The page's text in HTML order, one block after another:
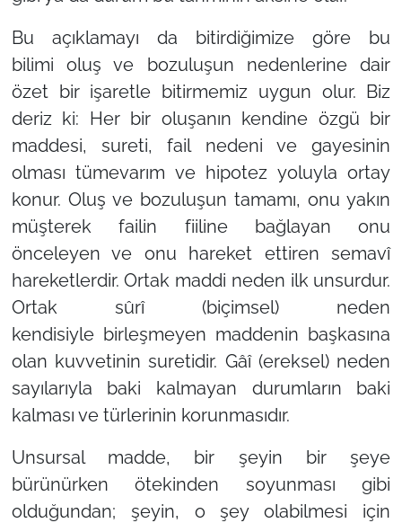
Bu açıklamayı da bitirdiğimize göre bu
bilimi oluş ve bozuluşun nedenlerine dair
özet bir işaretle bitirmemiz uygun olur. Biz
deriz ki: Her bir oluşanın kendine özgü bir
maddesi, sureti, fail nedeni ve gayesinin
olması tümevarım ve hipotez yoluyla ortay
konur. Oluş ve bozuluşun tamamı, onu yakın
müşterek failin fiiline bağlayan onu
önceleyen ve onu hareket ettiren semavî
hareketlerdir. Ortak maddi neden ilk unsurdur.
Ortak sûrî (biçimsel) neden
kendisiyle birleşmeyen maddenin başkasına
olan kuvvetinin suretidir. Gâî (ereksel) neden
sayılarıyla baki kalmayan durumların baki
kalması ve türlerinin korunmasıdır.
Unsursal madde, bir şeyin bir şeye
bürünürken ötekinden soyunması gibi
olduğundan; şeyin, o şey olabilmesi için